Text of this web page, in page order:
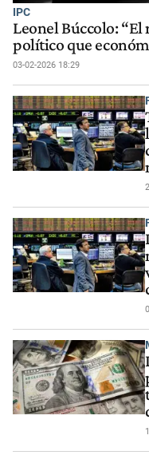
IPC
Leonel Búccolo:
político que
03-02-2026 18:29